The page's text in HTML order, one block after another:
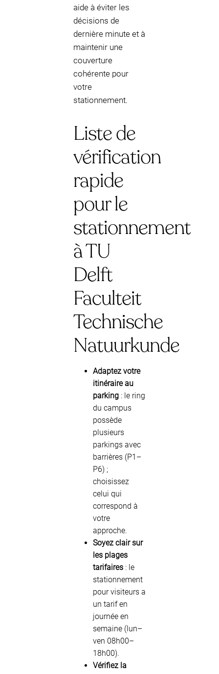
aide à éviter les
décisions de
dernière minute et à
maintenir une
couverture
cohérente pour
votre
stationnement.
Liste de
vérification
rapide
pour le
stationnement
à TU
Delft
Faculteit
Technische
Natuurkunde
Adaptez votre
itinéraire au
parking : le ring
du campus
possède
plusieurs
parkings avec
barrières (P1–
P6) ;
choisissez
celui qui
correspond à
votre
approche.
Soyez clair sur
les plages
tarifaires : le
stationnement
pour visiteurs a
un tarif en
journée en
semaine (lun–
ven 08h00–
18h00).
Vérifiez la